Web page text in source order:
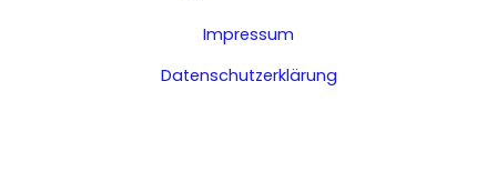
Impressum
Datenschutzerklärung